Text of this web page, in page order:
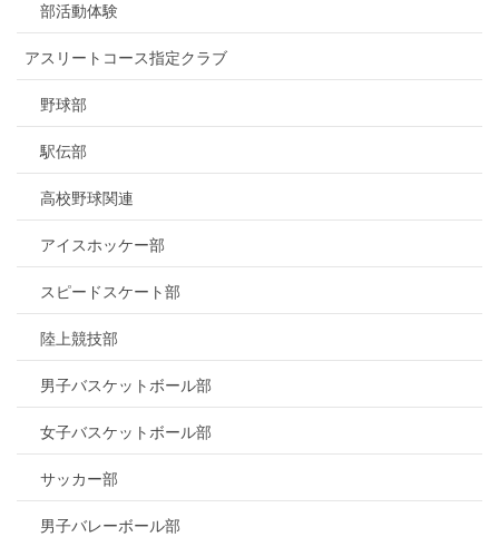
部活動体験
アスリートコース指定クラブ
野球部
駅伝部
高校野球関連
アイスホッケー部
スピードスケート部
陸上競技部
男子バスケットボール部
女子バスケットボール部
サッカー部
男子バレーボール部